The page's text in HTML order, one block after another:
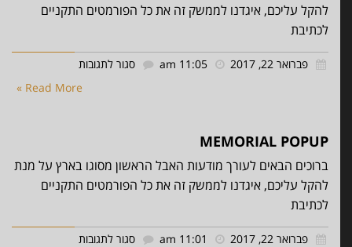
להקל עליכם, איגדנו לממשק זה את כל הפורמטים התקניים
לכתיבת
פברואר 22, 2017 סגור לתגובות
Read More »
MEMORIAL POPUP
ברוכים הבאים לעורך מודעות האבל הראשון מסוגו בארץ על מנת
להקל עליכם, איגדנו לממשק זה את כל הפורמטים התקניים
לכתיבת
פברואר 22, 2017 סגור לתגובות
גללו מטה והשאירו ליקרים
לכם מסר אישי